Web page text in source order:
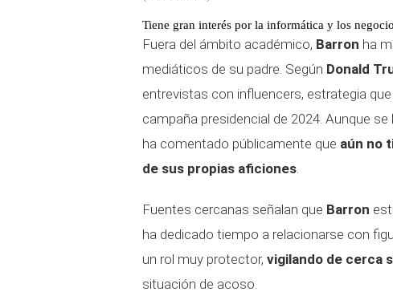
Tiene gran interés por la informática y los
Fuera del ámbito académico, Barron ha
mediáticos de su padre. Según Donald
entrevistas con influencers, estrategia
campaña presidencial de 2024. Aunque
ha comentado públicamente que aún no
de sus propias aficiones.
Fuentes cercanas señalan que Barron
ha dedicado tiempo a relacionarse con
un rol muy protector, vigilando de cerca
situación de acoso.